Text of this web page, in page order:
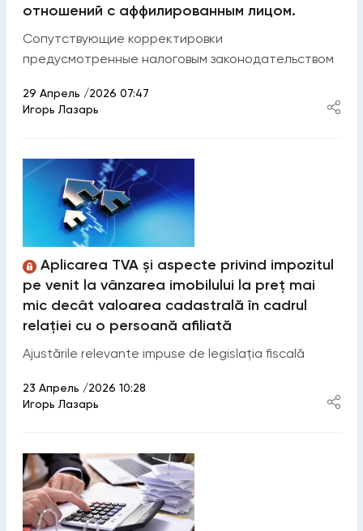
отношений с аффилированным лицом.
Сопутствующие корректировки
предусмотренные налоговым законодательством
29 Апрель /2026 07:47
Игорь Лазарь
Aplicarea TVA și aspecte privind impozitul
pe venit la vânzarea imobilului la preț mai
mic decât valoarea cadastrală în cadrul
relației cu o persoană afiliată
Ajustările relevante impuse de legislația fiscală
23 Апрель /2026 10:28
Игорь Лазарь